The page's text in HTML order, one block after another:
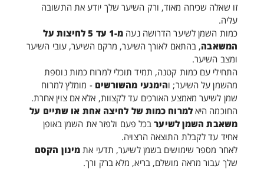
זו שאלה שכיחה מאוד, ורק השיער שלך יודע את התשובה
עליה.
כמות השמן לשיער הדרושה נעה
מ-1 עד 5 לחיצות על
המשאבה, בהתאם לאורך השיער, מרקם השיער, עובי השיער
ומצב השיער.
התחילי עם כמות קטנה, תמיד תוכלי למרוח כמות נוספת
מהשמן על השיער; והימנעי מהשורשים - מומלץ למרוח
שמן לשיער מאמצע האורכים עד לקצוות, אלא אם צוין אחרת.
החוכמה היאלמרוח כמות של לחיצה אחת או שתיים על
משאבת השמן לשיערבכל פעם ולפזר את השמן באופן
אחיד עד לקבלת התוצאה הרצויה.
לאחר מספר שימושים בשמן לשיער, תדעי את מינון הקסם
שלך עבור מראה מושלם, בריא, מלא ברק ורך.